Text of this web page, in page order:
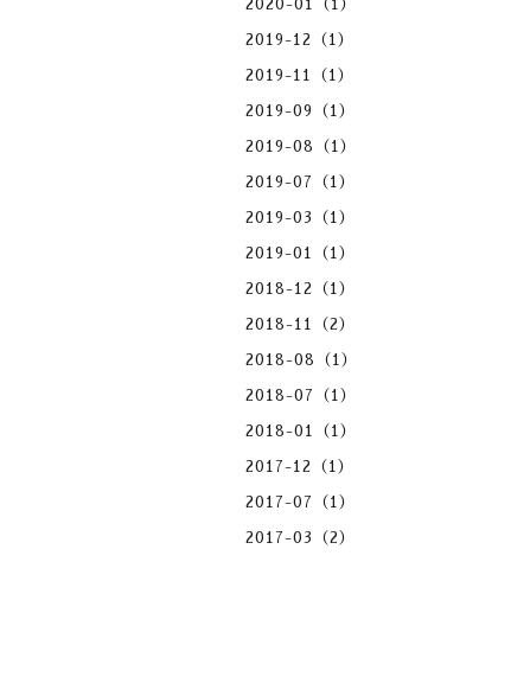
2020-01（1）
2019-12（1）
2019-11（1）
2019-09（1）
2019-08（1）
2019-07（1）
2019-03（1）
2019-01（1）
2018-12（1）
2018-11（2）
2018-08（1）
2018-07（1）
2018-01（1）
2017-12（1）
2017-07（1）
2017-03（2）